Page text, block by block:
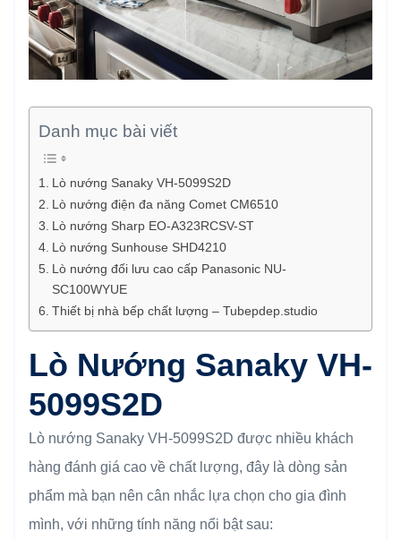
Danh mục bài viết
Lò nướng Sanaky VH-5099S2D
Lò nướng điện đa năng Comet CM6510
Lò nướng Sharp EO-A323RCSV-ST
Lò nướng Sunhouse SHD4210
Lò nướng đối lưu cao cấp Panasonic NU-
SC100WYUE
Thiết bị nhà bếp chất lượng – Tubepdep.studio
Lò Nướng Sanaky VH-
5099S2D
Lò nướng Sanaky VH-5099S2D được nhiều khách
hàng đánh giá cao về chất lượng, đây là dòng sản
phẩm mà bạn nên cân nhắc lựa chọn cho gia đình
mình, với những tính năng nổi bật sau: